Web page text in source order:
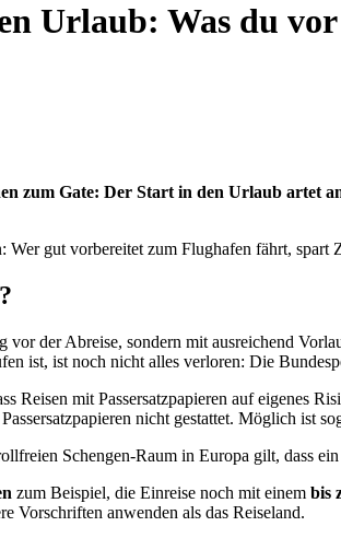
Urlaub: Was du
zum Gate: Der Start in den Urlaub artet
Wer gut vorbereitet zum Flughafen fährt,
vor der Abreise, sondern mit ausreichend
ist, ist noch nicht alles verloren: Die
Reisen mit Passersatzpapieren auf eigenes
nicht gestattet. Möglich ist
Schengen-Raum in Europa gilt, dass
zum Beispiel, die Einreise noch mit einem bis
Vorschriften anwenden als das Reiseland.